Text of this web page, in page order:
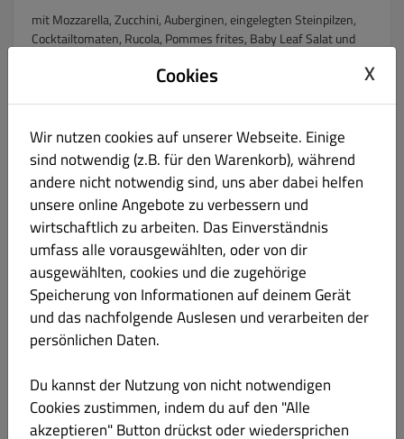
mit Mozzarella, Zucchini, Auberginen, eingelegten Steinpilzen,
Cocktailtomaten, Rucola, Pommes frites, Baby Leaf Salat und
1002. Tramezzino al Tonno 🐠
Gluten Eier Fisch Laktose
€ 3.80
mit Mayonnaise, Thunfisch, gekochtem Ei und schwarzen
Oliven
Produktinformation
1003. Tramezzino Bufala e Pomodoro 🍃
Laktose Eier Gluten
€ 3.20
Produktinformation
Cookies X
Wir nutzen cookies auf unserer Webseite. Einige
sind notwendig (z.B. für den Warenkorb), während
andere nicht notwendig sind, uns aber dabei helfen
unsere online Angebote zu verbessern und
wirtschaftlich zu arbeiten. Das Einverständnis
umfass alle vorausgewählten, oder von dir
ausgewählten, cookies und die zugehörige
Speicherung von Informationen auf deinem Gerät
und das nachfolgende Auslesen und verarbeiten der
persönlichen Daten.
Du kannst der Nutzung von nicht notwendigen
Cookies zustimmen, indem du auf den "Alle
akzeptieren" Button drückst oder wiedersprichen